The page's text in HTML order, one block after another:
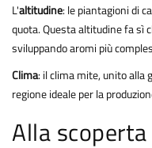
L'altitudine: le piantagioni di
quota. Questa altitudine fa sì
sviluppando aromi più
Clima: il clima mite, unito alla
regione ideale per la
Alla